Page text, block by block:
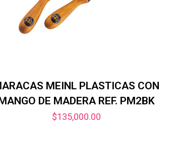
MEINL PLASTICAS CON
DE MADERA REF. PM2BK
$135,000.00